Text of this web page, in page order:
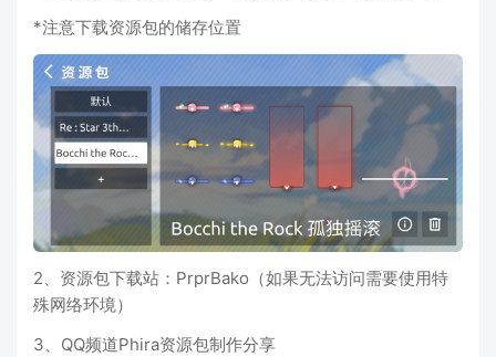
*注意下载资源包的储存位置
2、资源包下载站：PrprBako（如果无法访问需要使用特
殊网络环境）
3、QQ频道Phira资源包制作分享